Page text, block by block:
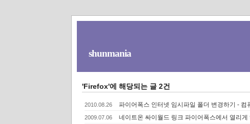
shunmania
'Firefox'에 해당되는 글 2건
2010.08.26 파이어폭스 인터넷 임시파일 폴더 변경하기 -
2009.07.06 네이트온 싸이월드 링크 파이어폭스에서 열리게